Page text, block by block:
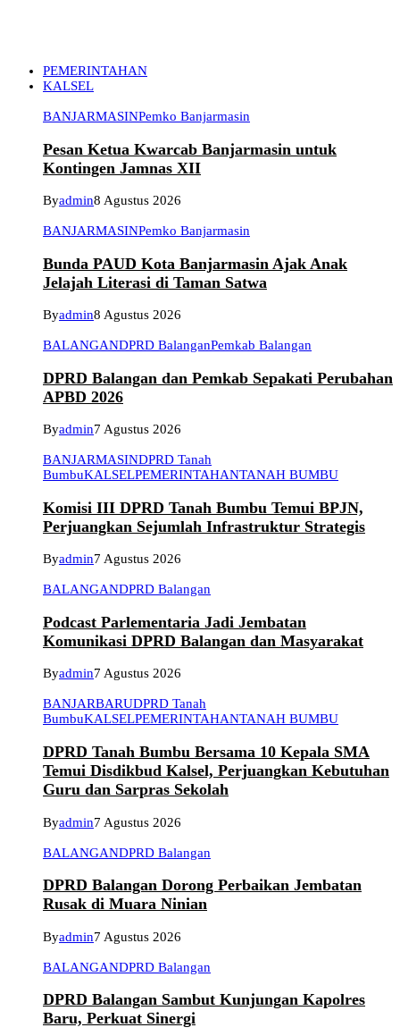
PEMERINTAHAN
KALSEL
BANJARMASINPemko Banjarmasin
Pesan Ketua Kwarcab Banjarmasin untuk
Kontingen Jamnas XII
Byadmin8 Agustus 2026
BANJARMASINPemko Banjarmasin
Bunda PAUD Kota Banjarmasin Ajak Anak
Jelajah Literasi di Taman Satwa
Byadmin8 Agustus 2026
BALANGANDPRD BalanganPemkab Balangan
DPRD Balangan dan Pemkab Sepakati Perubahan
APBD 2026
Byadmin7 Agustus 2026
BANJARMASINDPRD Tanah
BumbuKALSELPEMERINTAHANTANAH BUMBU
Komisi III DPRD Tanah Bumbu Temui BPJN,
Perjuangkan Sejumlah Infrastruktur Strategis
Byadmin7 Agustus 2026
BALANGANDPRD Balangan
Podcast Parlementaria Jadi Jembatan
Komunikasi DPRD Balangan dan Masyarakat
Byadmin7 Agustus 2026
BANJARBARUDPRD Tanah
BumbuKALSELPEMERINTAHANTANAH BUMBU
DPRD Tanah Bumbu Bersama 10 Kepala SMA
Temui Disdikbud Kalsel, Perjuangkan Kebutuhan
Guru dan Sarpras Sekolah
Byadmin7 Agustus 2026
BALANGANDPRD Balangan
DPRD Balangan Dorong Perbaikan Jembatan
Rusak di Muara Ninian
Byadmin7 Agustus 2026
BALANGANDPRD Balangan
DPRD Balangan Sambut Kunjungan Kapolres
Baru, Perkuat Sinergi